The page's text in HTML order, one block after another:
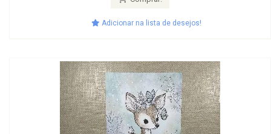
Adicionar na lista de desejos!